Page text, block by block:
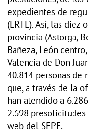
expedientes de
(ERTE). Así, las
provincia (Astorga,
Bañeza, León
Valencia de Don
40.814 personas de
que, a través de la
han atendido a
2.698
web del SEPE.